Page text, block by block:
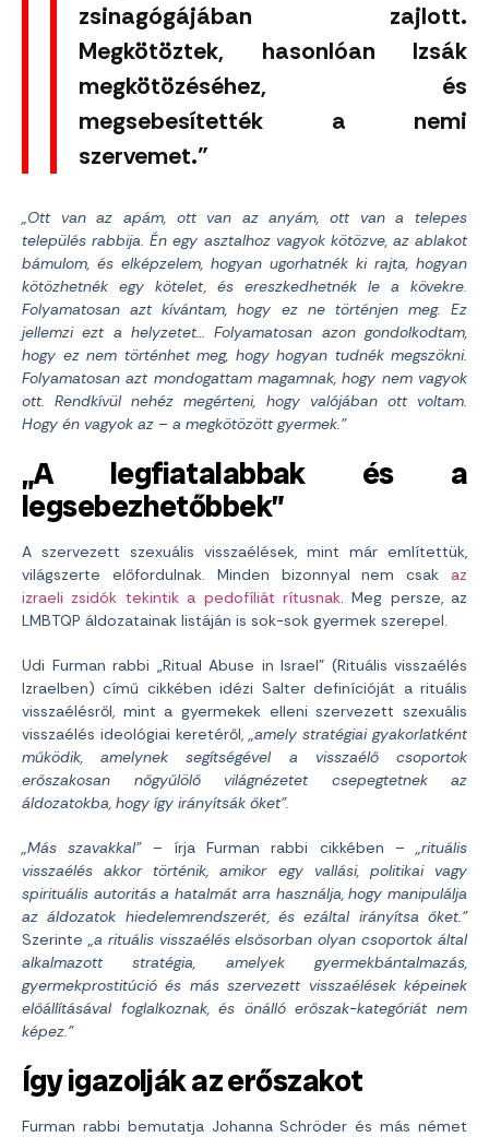
zsinagógájában zajlott.
Megkötöztek, hasonlóan Izsák
megkötözéséhez, és
megsebesítették a nemi
szervemet.”
„Ott van az apám, ott van az anyám, ott van a telepes
település rabbija. Én egy asztalhoz vagyok kötözve, az ablakot
bámulom, és elképzelem, hogyan ugorhatnék ki rajta, hogyan
kötözhetnék egy kötelet, és ereszkedhetnék le a kövekre.
Folyamatosan azt kívántam, hogy ez ne történjen meg. Ez
jellemzi ezt a helyzetet… Folyamatosan azon gondolkodtam,
hogy ez nem történhet meg, hogy hogyan tudnék megszökni.
Folyamatosan azt mondogattam magamnak, hogy nem vagyok
ott. Rendkívül nehéz megérteni, hogy valójában ott voltam.
Hogy én vagyok az – a megkötözött gyermek.”
„A legfiatalabbak és a
legsebezhetőbbek”
A szervezett szexuális visszaélések, mint már említettük,
világszerte előfordulnak. Minden bizonnyal nem csak az
izraeli zsidók tekintik a pedofíliát rítusnak. Meg persze, az
LMBTQP áldozatainak listáján is sok-sok gyermek szerepel.
Udi Furman rabbi „Ritual Abuse in Israel” (Rituális visszaélés
Izraelben) című cikkében idézi Salter definícióját a rituális
visszaélésről, mint a gyermekek elleni szervezett szexuális
visszaélés ideológiai keretéről, „amely stratégiai gyakorlatként
működik, amelynek segítségével a visszaélő csoportok
erőszakosan nőgyűlölő világnézetet csepegtetnek az
áldozatokba, hogy így irányítsák őket”.
„Más szavakkal”– írja Furman rabbi cikkében – „rituális
visszaélés akkor történik, amikor egy vallási, politikai vagy
spirituális autoritás a hatalmát arra használja, hogy manipulálja
az áldozatok hiedelemrendszerét, és ezáltal irányítsa őket.”
Szerinte „a rituális visszaélés elsősorban olyan csoportok által
alkalmazott stratégia, amelyek gyermekbántalmazás,
gyermekprostitúció és más szervezett visszaélések képeinek
előállításával foglalkoznak, és önálló erőszak-kategóriát nem
képez.”
Így igazolják az erőszakot
Furman rabbi bemutatja Johanna Schröder és más német